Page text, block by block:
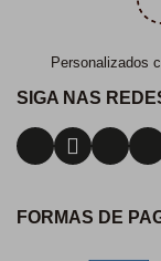
Personalizados
SIGA NAS
FORMAS DE